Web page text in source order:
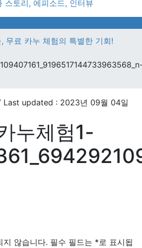
스토리, 에피소드, 인터뷰
무료 카누 체험의 특별한 기회!
Last updated : 2023년 09월 04일
누체험1-
지 않습니다. 필수 필드는 *로 표시됩